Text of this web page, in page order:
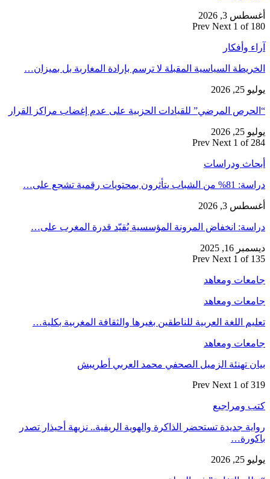
أغسطس 3, 2026
Prev Next 1 of 180
آراء وأفكار
الخريطة السياسية المقبلة لا ترسم بإرادة المغاربة بل بميزان…
يوليو 25, 2026
“الحرص المرضي” للقيادات الحزبية على عدم إغضاب مراكز القرار
يوليو 25, 2026
Prev Next 1 of 284
أبحاث ودراسات
دراسة: 81% من الشباب يتأثرون بمحتويات رقمية تشجع على…
أغسطس 3, 2026
دراسة: انخفاض المرونة المؤسسية يُقيّد قدرة المغرب على…
ديسمبر 16, 2025
Prev Next 1 of 135
جامعات ومعاهد
جامعات ومعاهد
تعليم اللغة العربية للناطقين بغيرها والثقافة المغربية بكلية…
جامعات ومعاهد
بيان تهنئة الزميل الصحفي محمد العربي أطريبش
Prev Next 1 of 319
كتب ومراجيع
رواية جديدة تستحضر الذاكرة والهوية الريفية.. نزيهة أحيذار تصدر
باكورة…
يوليو 25, 2026